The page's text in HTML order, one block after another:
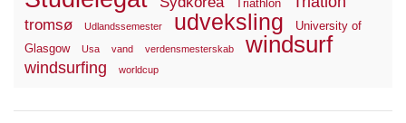
Triathlon
tromsø Udlandssemester udveksling
University of
Glasgow
Usa vand verdensmesterskab windsurf
windsurfing worldcup